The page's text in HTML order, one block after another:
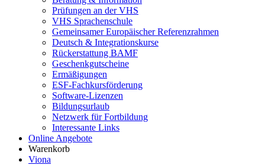
Prüfungen an der VHS
VHS Sprachenschule
Gemeinsamer Europäischer Referenzrahmen
Deutsch & Integrationskurse
Rückerstattung BAMF
Geschenkgutscheine
Ermäßigungen
ESF-Fachkursförderung
Software-Lizenzen
Bildungsurlaub
Netzwerk für Fortbildung
Interessante Links
Online Angebote
Warenkorb
Viona